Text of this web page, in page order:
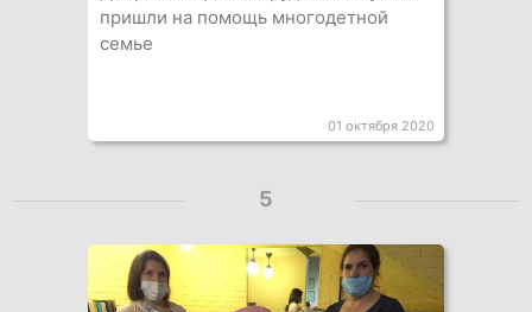
пришли на помощь многодетной
семье
01 октября 2020
5